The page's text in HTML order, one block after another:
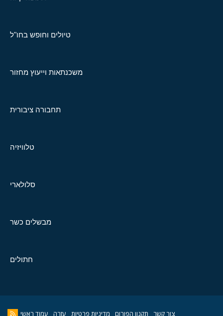
טיולים וחופש בחו"ל
משכנתאות וייעוץ מחזור
תחבורה ציבורית
טלוויזיה
סלולארי
מבשלים כשר
חתולים
צור קשר תקנון הפורום מדיניות פרטיות עזרה עמוד ראשי